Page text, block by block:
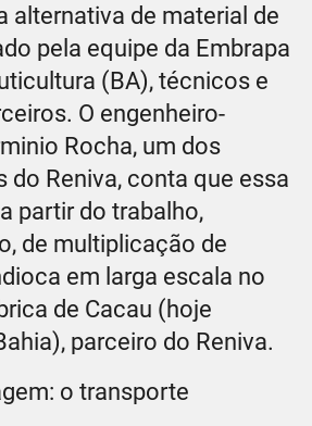
alternativa de material de
pela equipe da Embrapa
(BA), técnicos e
O engenheiro-
Rocha, um dos
do Reniva, conta que essa
partir do trabalho,
de multiplicação de
em larga escala no
de Cacau (hoje
parceiro do Reniva.
o transporte